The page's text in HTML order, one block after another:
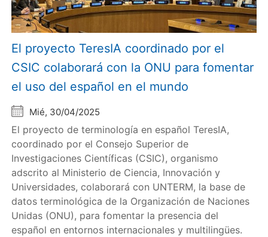
El proyecto TeresIA coordinado por el
CSIC colaborará con la ONU para fomentar
el uso del español en el mundo
Mié, 30/04/2025
El proyecto de terminología en español TeresIA,
coordinado por el Consejo Superior de
Investigaciones Científicas (CSIC), organismo
adscrito al Ministerio de Ciencia, Innovación y
Universidades, colaborará con UNTERM, la base de
datos terminológica de la Organización de Naciones
Unidas (ONU), para fomentar la presencia del
español en entornos internacionales y multilingües.